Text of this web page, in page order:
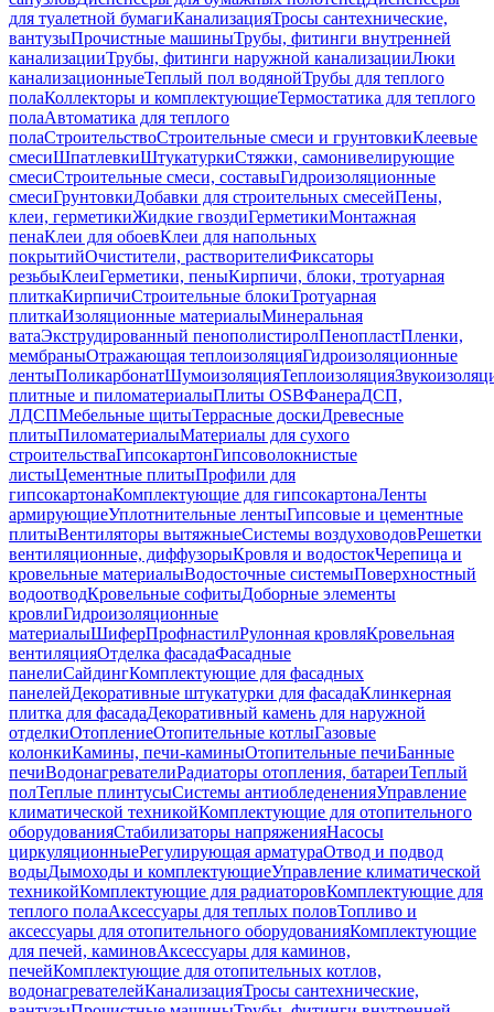
для туалетной бумагиКанализацияТросы сантехнические,
вантузыПрочистные машиныТрубы, фитинги внутренней
канализацииТрубы, фитинги наружной канализацииЛюки
канализационныеТеплый пол водянойТрубы для теплого
полаКоллекторы и комплектующиеТермостатика для теплого
полаАвтоматика для теплого
полаСтроительствоСтроительные смеси и грунтовкиКлеевые
смесиШпатлевкиШтукатуркиСтяжки, самонивелирующие
смесиСтроительные смеси, составыГидроизоляционные
смесиГрунтовкиДобавки для строительных смесейПены,
клеи, герметикиЖидкие гвоздиГерметикиМонтажная
пенаКлеи для обоевКлеи для напольных
покрытийОчистители, растворителиФиксаторы
резьбыКлеиГерметики, пеныКирпичи, блоки, тротуарная
плиткаКирпичиСтроительные блокиТротуарная
плиткаИзоляционные материалыМинеральная
ватаЭкструдированный пенополистиролПенопластПленки,
мембраныОтражающая теплоизоляцияГидроизоляционные
лентыПоликарбонатШумоизоляцияТеплоизоляция
плитные и пиломатериалыПлиты OSBФанераДСП,
ЛДСПМебельные щитыТеррасные доскиДревесные
плитыПиломатериалыМатериалы для сухого
строительстваГипсокартонГипсоволокнистые
листыЦементные плитыПрофили для
гипсокартонаКомплектующие для гипсокартонаЛенты
армирующиеУплотнительные лентыГипсовые и цементные
плитыВентиляторы вытяжныеСистемы воздуховодовРешетки
вентиляционные, диффузорыКровля и водостокЧерепица и
кровельные материалыВодосточные системыПоверхностный
водоотводКровельные софитыДоборные элементы
кровлиГидроизоляционные
материалыШиферПрофнастилРулонная кровляКровельная
вентиляцияОтделка фасадаФасадные
панелиСайдингКомплектующие для фасадных
панелейДекоративные штукатурки для фасадаКлинкерная
плитка для фасадаДекоративный камень для наружной
отделкиОтоплениеОтопительные котлыГазовые
колонкиКамины, печи-каминыОтопительные печиБанные
печиВодонагревателиРадиаторы отопления, батареиТеплый
полТеплые плинтусыСистемы антиобледененияУправление
климатической техникойКомплектующие для отопительного
оборудованияСтабилизаторы напряженияНасосы
циркуляционныеРегулирующая арматураОтвод и подвод
водыДымоходы и комплектующиеУправление климатической
техникойКомплектующие для радиаторовКомплектующие для
теплого полаАксессуары для теплых половТопливо и
аксессуары для отопительного оборудованияКомплектующие
для печей, каминовАксессуары для каминов,
печейКомплектующие для отопительных котлов,
водонагревателейКанализацияТросы сантехнические,